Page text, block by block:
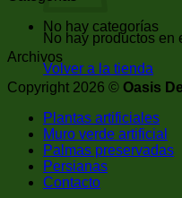
No hay productos en
Volver a la tienda
No hay categorías
Archivos
Copyright 2026 © Oasis
Plantas artificiales
Muro verde artificial
Palmas preservadas
Persianas
Contacto